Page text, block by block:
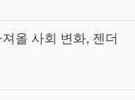
올 사회 변화, 젠더